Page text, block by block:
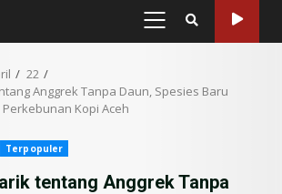
PRIMARY
22
Anggrek Tanpa Daun, Spesies Baru
Kopi Aceh
Terpopuler
tentang Anggrek Tanpa